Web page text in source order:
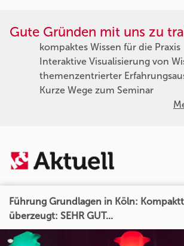
Gute Gründen mit uns zu
kompaktes Wissen für die Praxis
Interaktive Visualisierung von
themenzentrierter
Kurze Wege zum Seminar
Führung Grundlagen in Köln:
überzeugt: SEHR GUT...